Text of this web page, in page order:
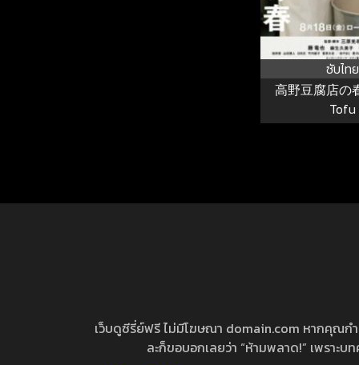
ซับไทย
高野豆腐店の
Tofu
เว็บดูซีรี่ย์ฟรี ไม่มีโฆษณา domain.com หากคุณก
ละก็ขอบอกเลยว่า “ห้ามพลาด!” เพราะ